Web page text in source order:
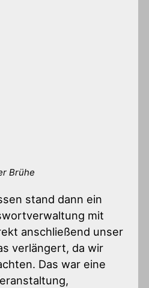
Brühe
stand dann ein
mit
anschließend unser
verlängert, da wir
Das war eine